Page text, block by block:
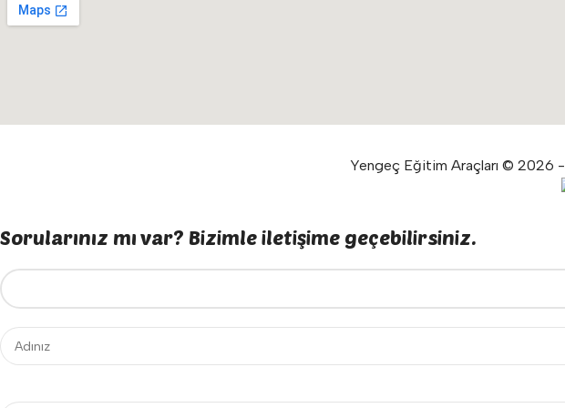
Yengeç Eğitim Araçları © 2026 -
Sorularınız mı var? Bizimle iletişime geçebilirsiniz.